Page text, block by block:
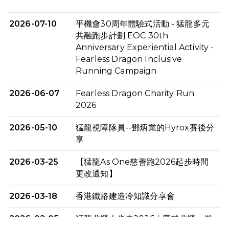
2026-07-10
平機會30周年體驗式活動 - 猛龍多元
共融跑步計劃 EOC 30th
Anniversary Experiential Activity -
Fearless Dragon Inclusive
Running Campaign
2026-06-07
Fearless Dragon Charity Run
2026
2026-05-10
猛龍視障隊員--鄧炳業的Hyrox賽後分
享
2026-03-25
【猛龍As One慈善跑2026起步時間
更改通知】
2026-03-18 香港鐵路建造冷知識分享會
2026-02-05
猛龍戈壁大步走2026｜穿越戈壁．燃